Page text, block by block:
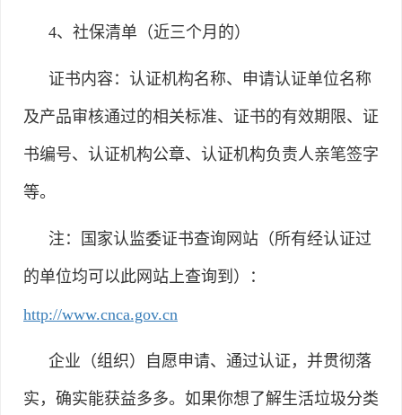
4、社保清单（近三个月的）
证书内容：认证机构名称、申请认证单位名称
及产品审核通过的相关标准、证书的有效期限、证
书编号、认证机构公章、认证机构负责人亲笔签字
等。
注：国家认监委证书查询网站（所有经认证过
的单位均可以此网站上查询到）：
http://www.cnca.gov.cn
企业（组织）自愿申请、通过认证，并贯彻落
实，确实能获益多多。如果你想了解生活垃圾分类